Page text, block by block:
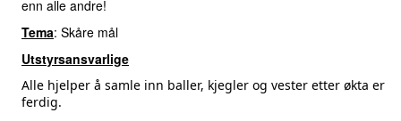
enn alle andre!
Tema: Skåre mål
Utstyrsansvarlige
Alle hjelper å samle inn baller, kjegler og vester etter økta er
ferdig.